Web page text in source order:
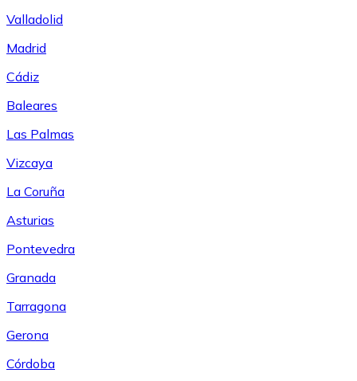
Valladolid
Madrid
Cádiz
Baleares
Las Palmas
Vizcaya
La Coruña
Asturias
Pontevedra
Granada
Tarragona
Gerona
Córdoba